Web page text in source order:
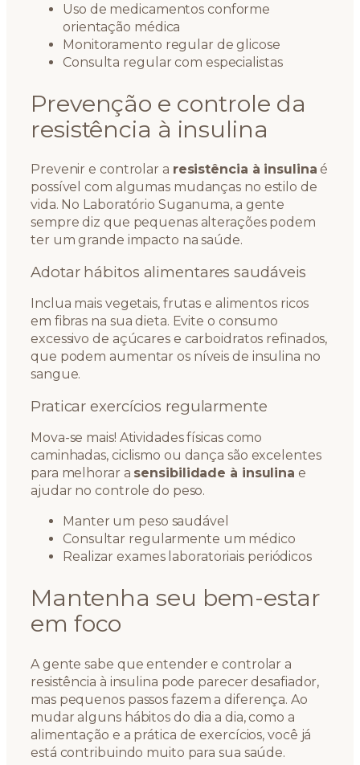
Uso de medicamentos conforme
orientação médica
Monitoramento regular de glicose
Consulta regular com especialistas
Prevenção e controle da
resistência à insulina
Prevenir e controlar a resistência à insulina é
possível com algumas mudanças no estilo de
vida. No Laboratório Suganuma, a gente
sempre diz que pequenas alterações podem
ter um grande impacto na saúde.
Adotar hábitos alimentares saudáveis
Inclua mais vegetais, frutas e alimentos ricos
em fibras na sua dieta. Evite o consumo
excessivo de açúcares e carboidratos refinados,
que podem aumentar os níveis de insulina no
sangue.
Praticar exercícios regularmente
Mova-se mais! Atividades físicas como
caminhadas, ciclismo ou dança são excelentes
para melhorar a sensibilidade à insulina e
ajudar no controle do peso.
Manter um peso saudável
Consultar regularmente um médico
Realizar exames laboratoriais periódicos
Mantenha seu bem-estar
em foco
A gente sabe que entender e controlar a
resistência à insulina pode parecer desafiador,
mas pequenos passos fazem a diferença. Ao
mudar alguns hábitos do dia a dia, como a
alimentação e a prática de exercícios, você já
está contribuindo muito para sua saúde.